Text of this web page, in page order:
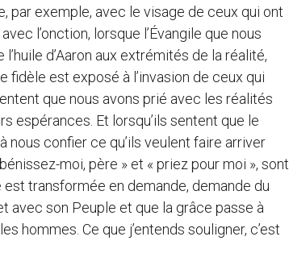
par exemple, avec le visage de ceux qui ont
l’onction, lorsque l’Évangile que nous
d’Aaron aux extrémités de la réalité,
fidèle est exposé à l’invasion de ceux qui
que nous avons prié avec les réalités
espérances. Et lorsqu’ils sentent que le
nous confier ce qu’ils veulent faire arriver
moi, père » et « priez pour moi », sont
est transformée en demande, demande du
avec son Peuple et que la grâce passe à
hommes. Ce que j’entends souligner, c’est